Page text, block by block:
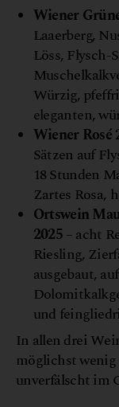
Wiener
Laaerberg,
Löss, Flysch-
Würzig,
eleganten,
Wiener Rosé
Sätzen auf
18 Stunden
Zartes Rosa,
Ortswein
2025– acht
Riesling,
ausgebaut,
und
In allen drei
möglichst
unverfälscht im